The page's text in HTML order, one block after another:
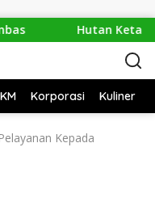
Hutan Ketapang
Korporasi Kuliner
Kepada